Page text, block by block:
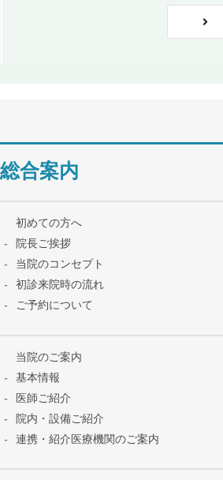
総合案内
初めての方へ
院長ご挨拶
当院のコンセプト
初診来院時の流れ
ご予約について
当院のご案内
基本情報
医師ご紹介
院内・設備ご紹介
連携・紹介医療機関のご案内